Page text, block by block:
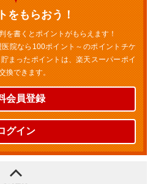
をもらおう！
を書くとポイントがもらえます！
院なら100ポイント～のポイントチケ
まったポイントは、楽天スーパーポイ
換できます。
会員登録
グイン